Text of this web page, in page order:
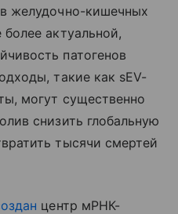
желудочно-кишечных
актуальной,
патогенов
такие как sEV-
могут существенно
снизить глобальную
тысячи смертей
центр мРНК-